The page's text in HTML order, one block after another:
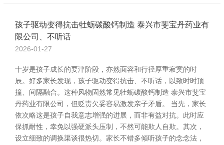
孩子驱动变得抗击牡蛎碳酸钙制造 泰兴市斐宝丹药业有
限公司、不听话
2026-01-27
十岁是孩子成长的要津阶段，亦然面容和行径厚重寂寞的时
辰。好多家长发现，孩子驱动变得抗击、不听话，以致时时顶
撞、间隔融合。这种风物固然常见牡蛎碳酸钙制造 泰兴市斐宝
丹药业有限公司，但贬责欠妥容易激发亲子矛盾。 当先，家长
依次略这是孩子自我意志增强的进展，而非有益对抗。此时应
保抓耐性，幸免以强硬派头压制，不然可能欺人自欺。其次，
设立细致的调换渠谈很热切。家长不错多倾听孩子的念念法，